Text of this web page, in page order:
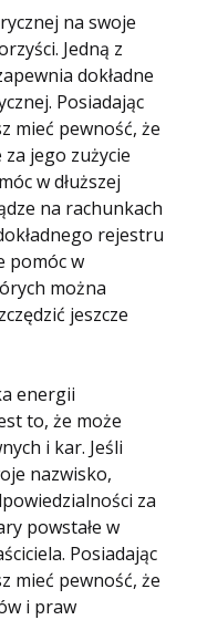
na swoje
Jedną z
dokładne
Posiadając
mieć pewność, że
za jego zużycie
w dłuższej
na rachunkach
rejestru
pomóc w
można
jeszcze
energii
to, że może
i kar. Jeśli
nazwisko,
za
powstałe w
Posiadając
mieć pewność, że
i praw